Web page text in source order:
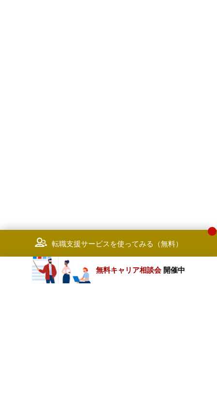
転職支援サービスを使ってみる（無料）
無料キャリア相談会 開催中